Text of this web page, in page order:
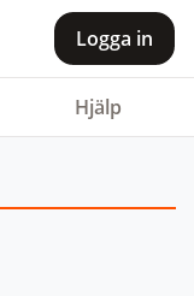
Logga in
Hjälp